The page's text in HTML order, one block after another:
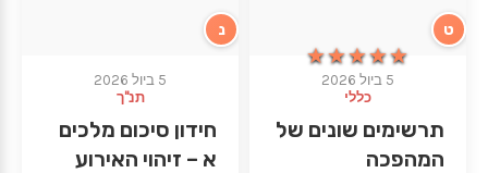
★★★★★
★★★★★
ט
5 ביול 2026
כללי
תרשימים שונים של
המהפכה
נ
5 ביול 2026
תנ"ך
חידון סיכום מלכים
א – זיהוי האירוע